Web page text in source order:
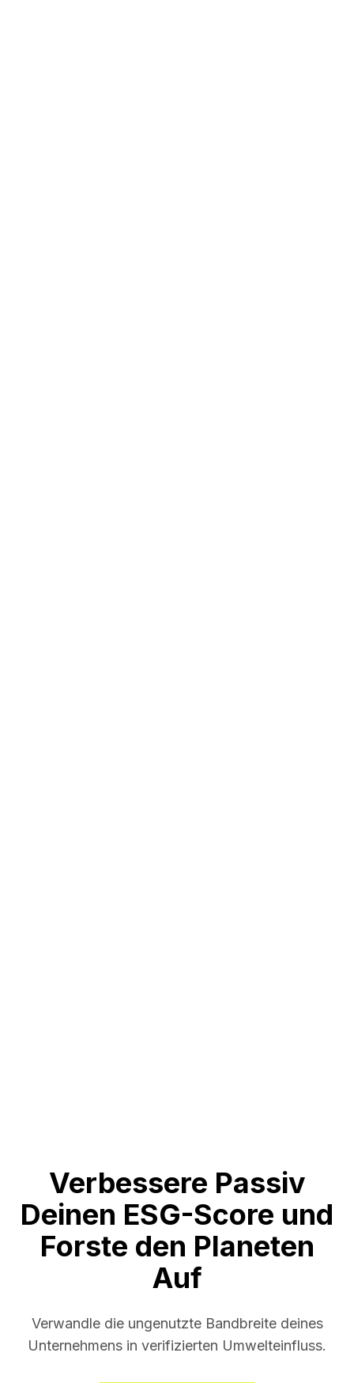
Verbessere Passiv
Deinen ESG-Score und
Forste den Planeten
Auf
Verwandle die ungenutzte Bandbreite deines
Unternehmens in verifizierten Umwelteinfluss.